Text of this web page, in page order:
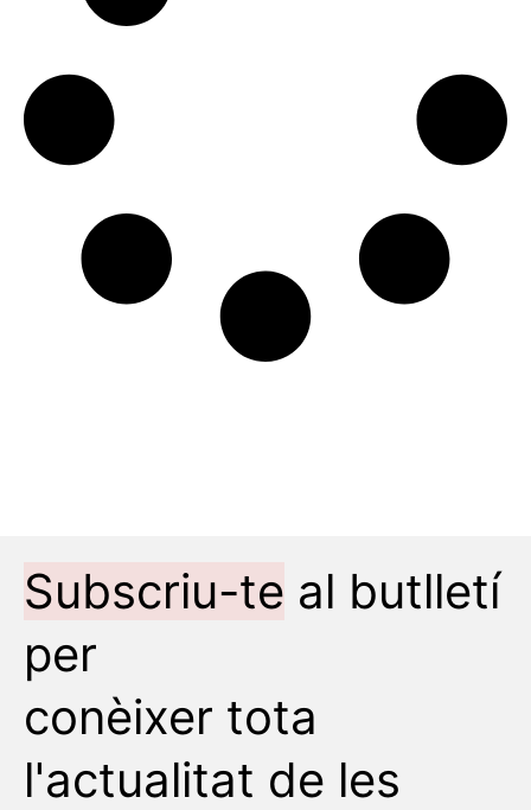
Subscriu-te al butlletí
per
conèixer tota
l'actualitat de les